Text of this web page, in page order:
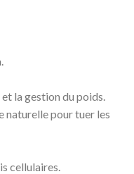
la gestion du poids.
naturelle pour tuer les
cellulaires.